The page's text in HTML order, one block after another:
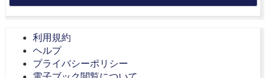
利用規約
ヘルプ
プライバシーポリシー